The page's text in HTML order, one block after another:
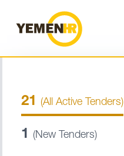
21 (All Active Tenders)
1 (New Tenders)